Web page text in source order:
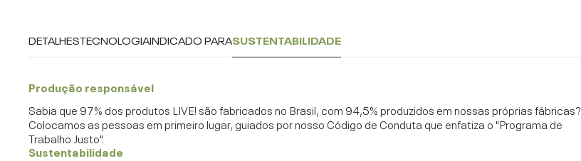
DETALHESTECNOLOGIAINDICADO PARASUSTENTABILIDADE
Produção responsável
Sabia que 97% dos produtos LIVE! são fabricados no Brasil, com 94,5% produzidos em nossas próprias fábricas?
Colocamos as pessoas em primeiro lugar, guiados por nosso Código de Conduta que enfatiza o "Programa de
Trabalho Justo".
Sustentabilidade